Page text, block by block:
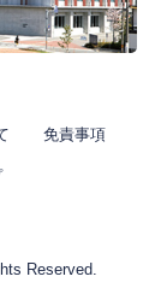
免責事項
Reserved.